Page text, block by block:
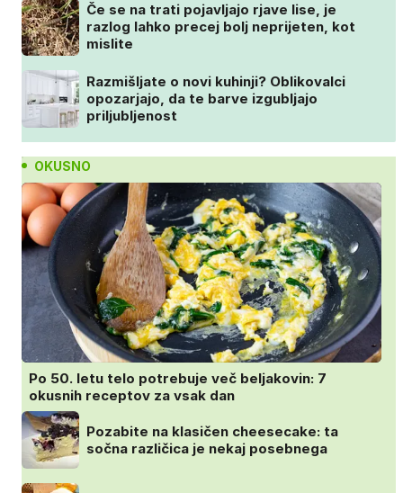
Če se na trati pojavljajo rjave lise, je
razlog lahko precej bolj neprijeten, kot
mislite
Razmišljate o novi kuhinji? Oblikovalci
opozarjajo, da te barve izgubljajo
priljubljenost
OKUSNO
Po 50. letu telo potrebuje več beljakovin: 7
okusnih receptov za vsak dan
Pozabite na klasičen cheesecake: ta
sočna različica je nekaj posebnega